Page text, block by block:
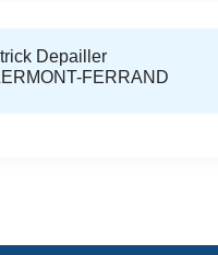
Depailler
FERRAND